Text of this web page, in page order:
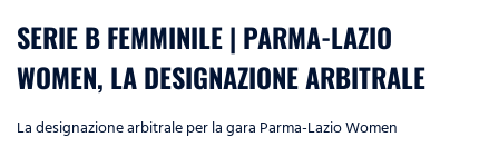
SERIE B FEMMINILE | PARMA-LAZIO
WOMEN, LA DESIGNAZIONE ARBITRALE
La designazione arbitrale per la gara Parma-Lazio Women